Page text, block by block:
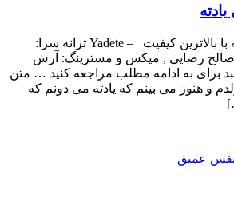
میثم ابراهیمی بنام یادته با بالاترین کیفیت – Yadete ترانه سرا:
رضایی , میکس و مسترینگ: آرش
برای به ادامه مطلب مراجعه کنید … متن
و هنوز می بینم که یادته می دونم که